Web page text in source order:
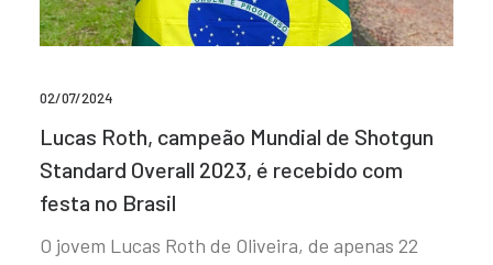
02/07/2024
Lucas Roth, campeão Mundial de Shotgun
Standard Overall 2023, é recebido com
festa no Brasil
O jovem Lucas Roth de Oliveira, de apenas 22